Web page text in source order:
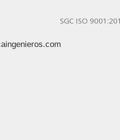
SGC ISO